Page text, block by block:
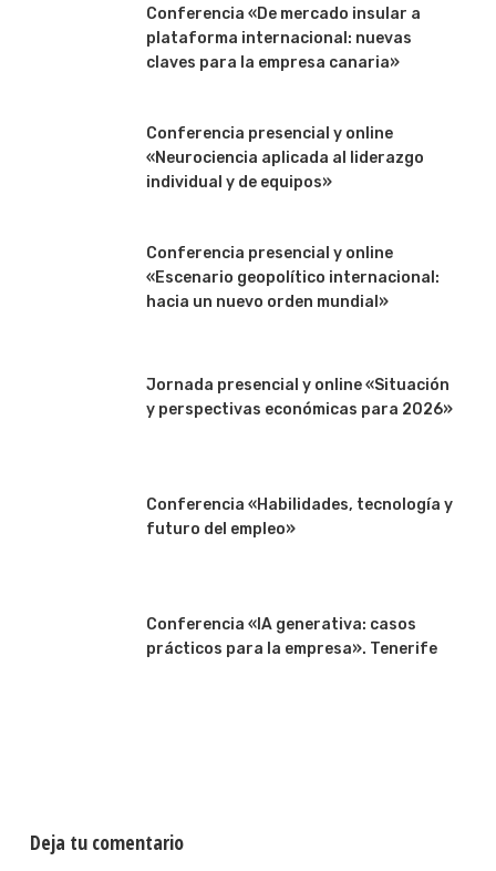
Conferencia «De mercado insular a
plataforma internacional: nuevas
claves para la empresa canaria»
Conferencia presencial y online
«Neurociencia aplicada al liderazgo
individual y de equipos»
Conferencia presencial y online
«Escenario geopolítico internacional:
hacia un nuevo orden mundial»
Jornada presencial y online «Situación
y perspectivas económicas para 2026»
Conferencia «Habilidades, tecnología y
futuro del empleo»
Conferencia «IA generativa: casos
prácticos para la empresa». Tenerife
Deja tu comentario